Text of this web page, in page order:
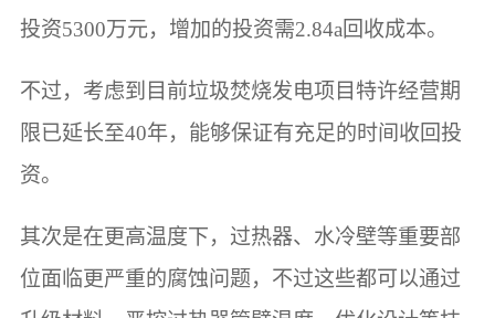
投资5300万元，增加的投资需2.84a回收成本。
不过，考虑到目前垃圾焚烧发电项目特许经营期
限已延长至40年，能够保证有充足的时间收回投
资。
其次是在更高温度下，过热器、水冷壁等重要部
位面临更严重的腐蚀问题，不过这些都可以通过